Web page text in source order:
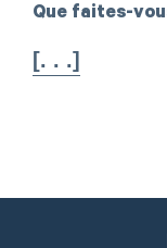
Que faites-
[. . .]